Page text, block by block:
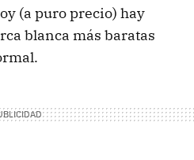
(a puro precio) hay
blanca más baratas